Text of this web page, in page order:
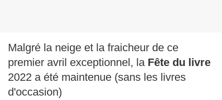
Malgré la neige et la fraicheur de ce
premier avril exceptionnel, laFête du livre
2022 a été maintenue (sans les livres
d'occasion)